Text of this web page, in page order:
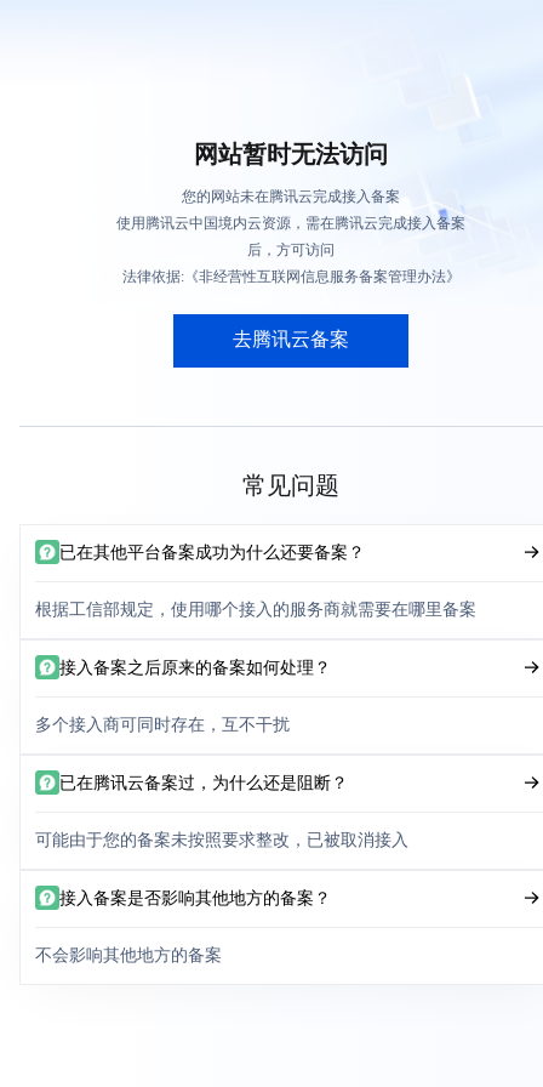
网站暂时无法访问
您的网站未在腾讯云完成接入备案
使用腾讯云中国境内云资源，需在腾讯云完成接入备案
后，方可访问
法律依据:《非经营性互联网信息服务备案管理办法》
去腾讯云备案
常见问题
已在其他平台备案成功为什么还要备案？
根据工信部规定，使用哪个接入的服务商就需要在哪里备案
接入备案之后原来的备案如何处理？
多个接入商可同时存在，互不干扰
已在腾讯云备案过，为什么还是阻断？
可能由于您的备案未按照要求整改，已被取消接入
接入备案是否影响其他地方的备案？
不会影响其他地方的备案